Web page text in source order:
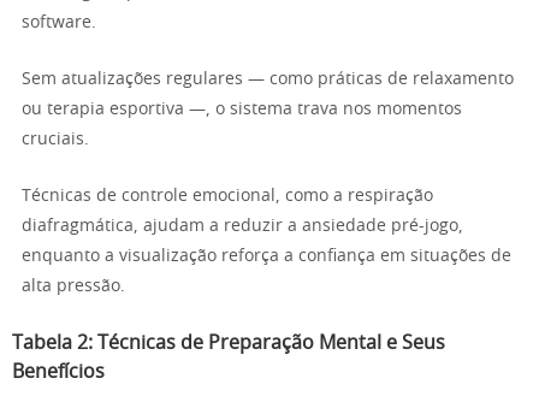
software.
Sem atualizações regulares — como práticas de relaxamento
ou terapia esportiva —, o sistema trava nos momentos
cruciais.
Técnicas de controle emocional, como a respiração
diafragmática, ajudam a reduzir a ansiedade pré-jogo,
enquanto a visualização reforça a confiança em situações de
alta pressão.
Tabela 2: Técnicas de Preparação Mental e Seus
Benefícios